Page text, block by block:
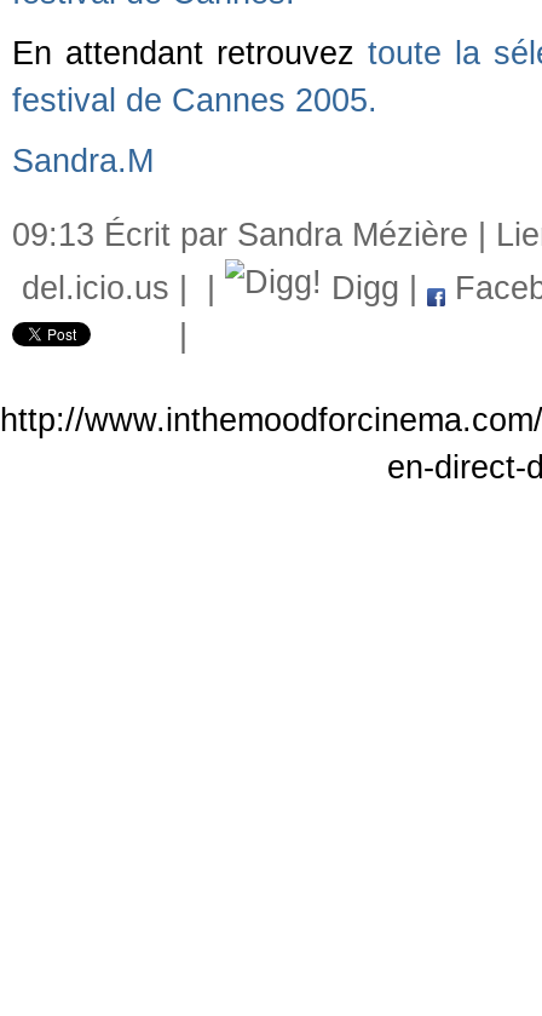
En attendant retrouvez toute la
festival de Cannes 2005.
Sandra.M
09:13 Écrit par Sandra Mézière |
del.icio.us
Digg
http://
en-direct-